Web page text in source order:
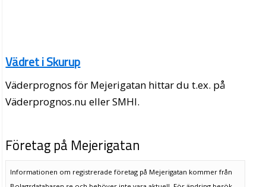
Vädret i Skurup
Väderprognos för Mejerigatan hittar du t.ex. på
Väderprognos.nu eller SMHI.
Företag på Mejerigatan
Informationen om registrerade företag på Mejerigatan kommer från